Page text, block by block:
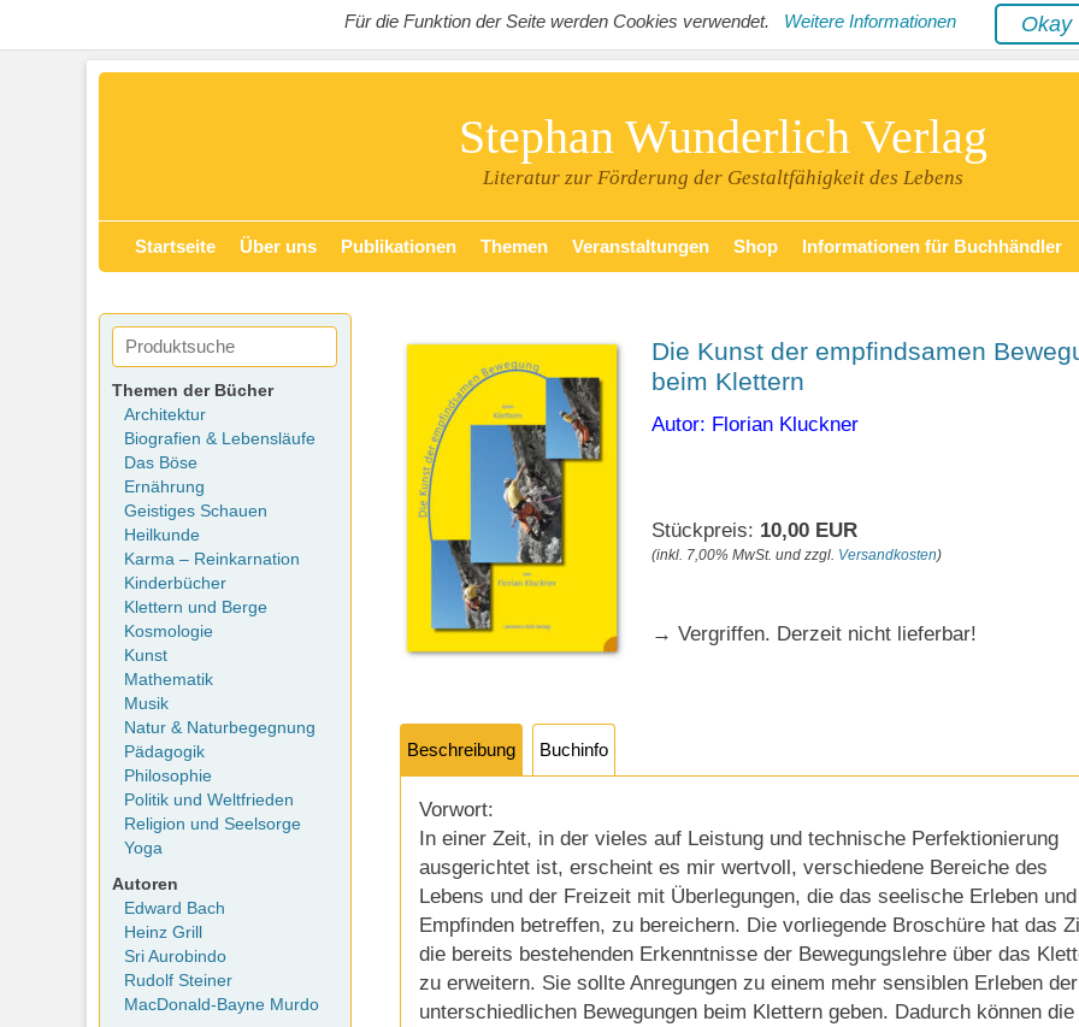
Für die Funktion der Seite werden Cookies verwendet. Weitere Informationen Okay
Stephan Wunderlich Verlag
Literatur zur Förderung der Gestaltfähigkeit des Lebens
Primäres Menü
Inhalt
Startseite Über uns Publikationen Themen Veranstaltungen Shop Informationen für Buchhändler
Die Kunst der empfindsamen
beim Klettern
Autor: Florian Kluckner
Stückpreis: 10,00 EUR
(inkl. 7,00% MwSt. und zzgl. Versandkosten)
→ Vergriffen. Derzeit nicht lieferbar!
Beschreibung Buchinfo
Vorwort:
In einer Zeit, in der vieles auf Leistung und technische Perfektionierung
ausgerichtet ist, erscheint es mir wertvoll, verschiedene Bereiche des
Lebens und der Freizeit mit Überlegungen, die das seelische Erleben und
Empfinden betreffen, zu bereichern. Die vorliegende Broschüre hat das
die bereits bestehenden Erkenntnisse der Bewegungslehre über das
zu erweitern. Sie sollte Anregungen zu einem mehr sensiblen Erleben der
unterschiedlichen Bewegungen beim Klettern geben. Dadurch können die
Themen der Bücher
Architektur
Biografien & Lebensläufe
Das Böse
Ernährung
Geistiges Schauen
Heilkunde
Karma – Reinkarnation
Kinderbücher
Klettern und Berge
Kosmologie
Kunst
Mathematik
Musik
Natur & Naturbegegnung
Pädagogik
Philosophie
Politik und Weltfrieden
Religion und Seelsorge
Yoga
Autoren
Edward Bach
Heinz Grill
Sri Aurobindo
Rudolf Steiner
MacDonald-Bayne Murdo